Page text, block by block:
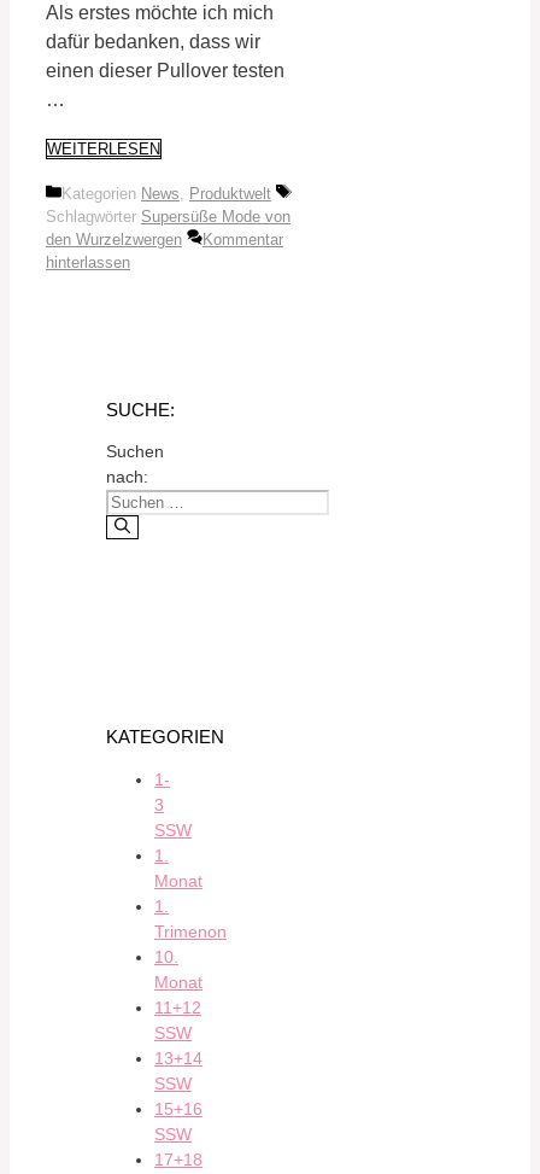
Als erstes möchte ich mich
dafür bedanken, dass wir
einen dieser Pullover testen
…
WEITERLESEN
Kategorien News
Produktwelt
Schlagwörter Supersüße Mode von
den Wurzelzwergen
Kommentar
hinterlassen
SUCHE:
Suchen
nach:
KATEGORIEN
1-
3
SSW
1.
Monat
1.
Trimenon
10.
Monat
11+12
SSW
13+14
SSW
15+16
SSW
17+18